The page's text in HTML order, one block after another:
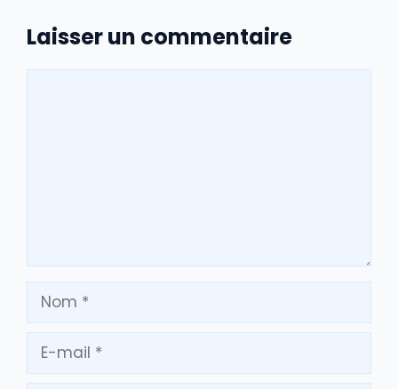
Laisser un commentaire
Nom
mail